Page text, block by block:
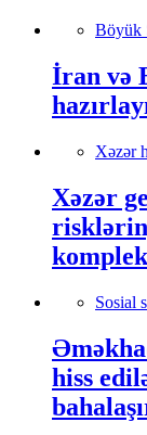
Böyük
İran və
Xəzər
Xəzər
Sosial
hiss